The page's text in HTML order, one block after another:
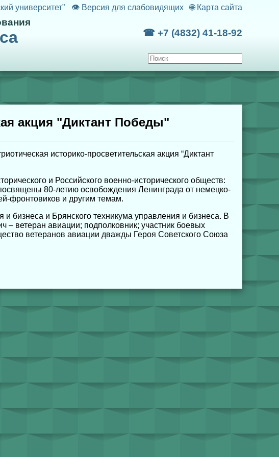
университет” 👁Версия для слабовидящих 🌐Карта сайта
☎ +7 (4832) 41-18-92
акция "Диктант Победы"
историко-просветительская акция “Диктант
и Российского военно-исторического обществ:
80-летию освобождения Ленинграда от немецко-
фронтовиков и другим темам.
и бизнеса и Брянского техникума управления и бизнеса. В
– ветеран авиации; подполковник; участник боевых
ветеранов авиации дважды Героя Советского Союза